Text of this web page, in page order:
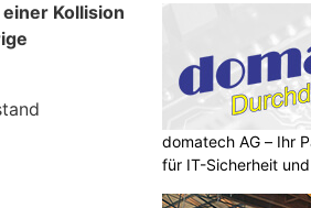
Kollision
domatech AG – Ihr
für IT-Sicherheit